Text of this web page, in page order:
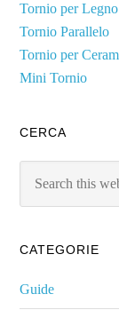
Tornio per Legno
Tornio Parallelo
Tornio per
Mini Tornio
CERCA
CATEGORIE
Guide